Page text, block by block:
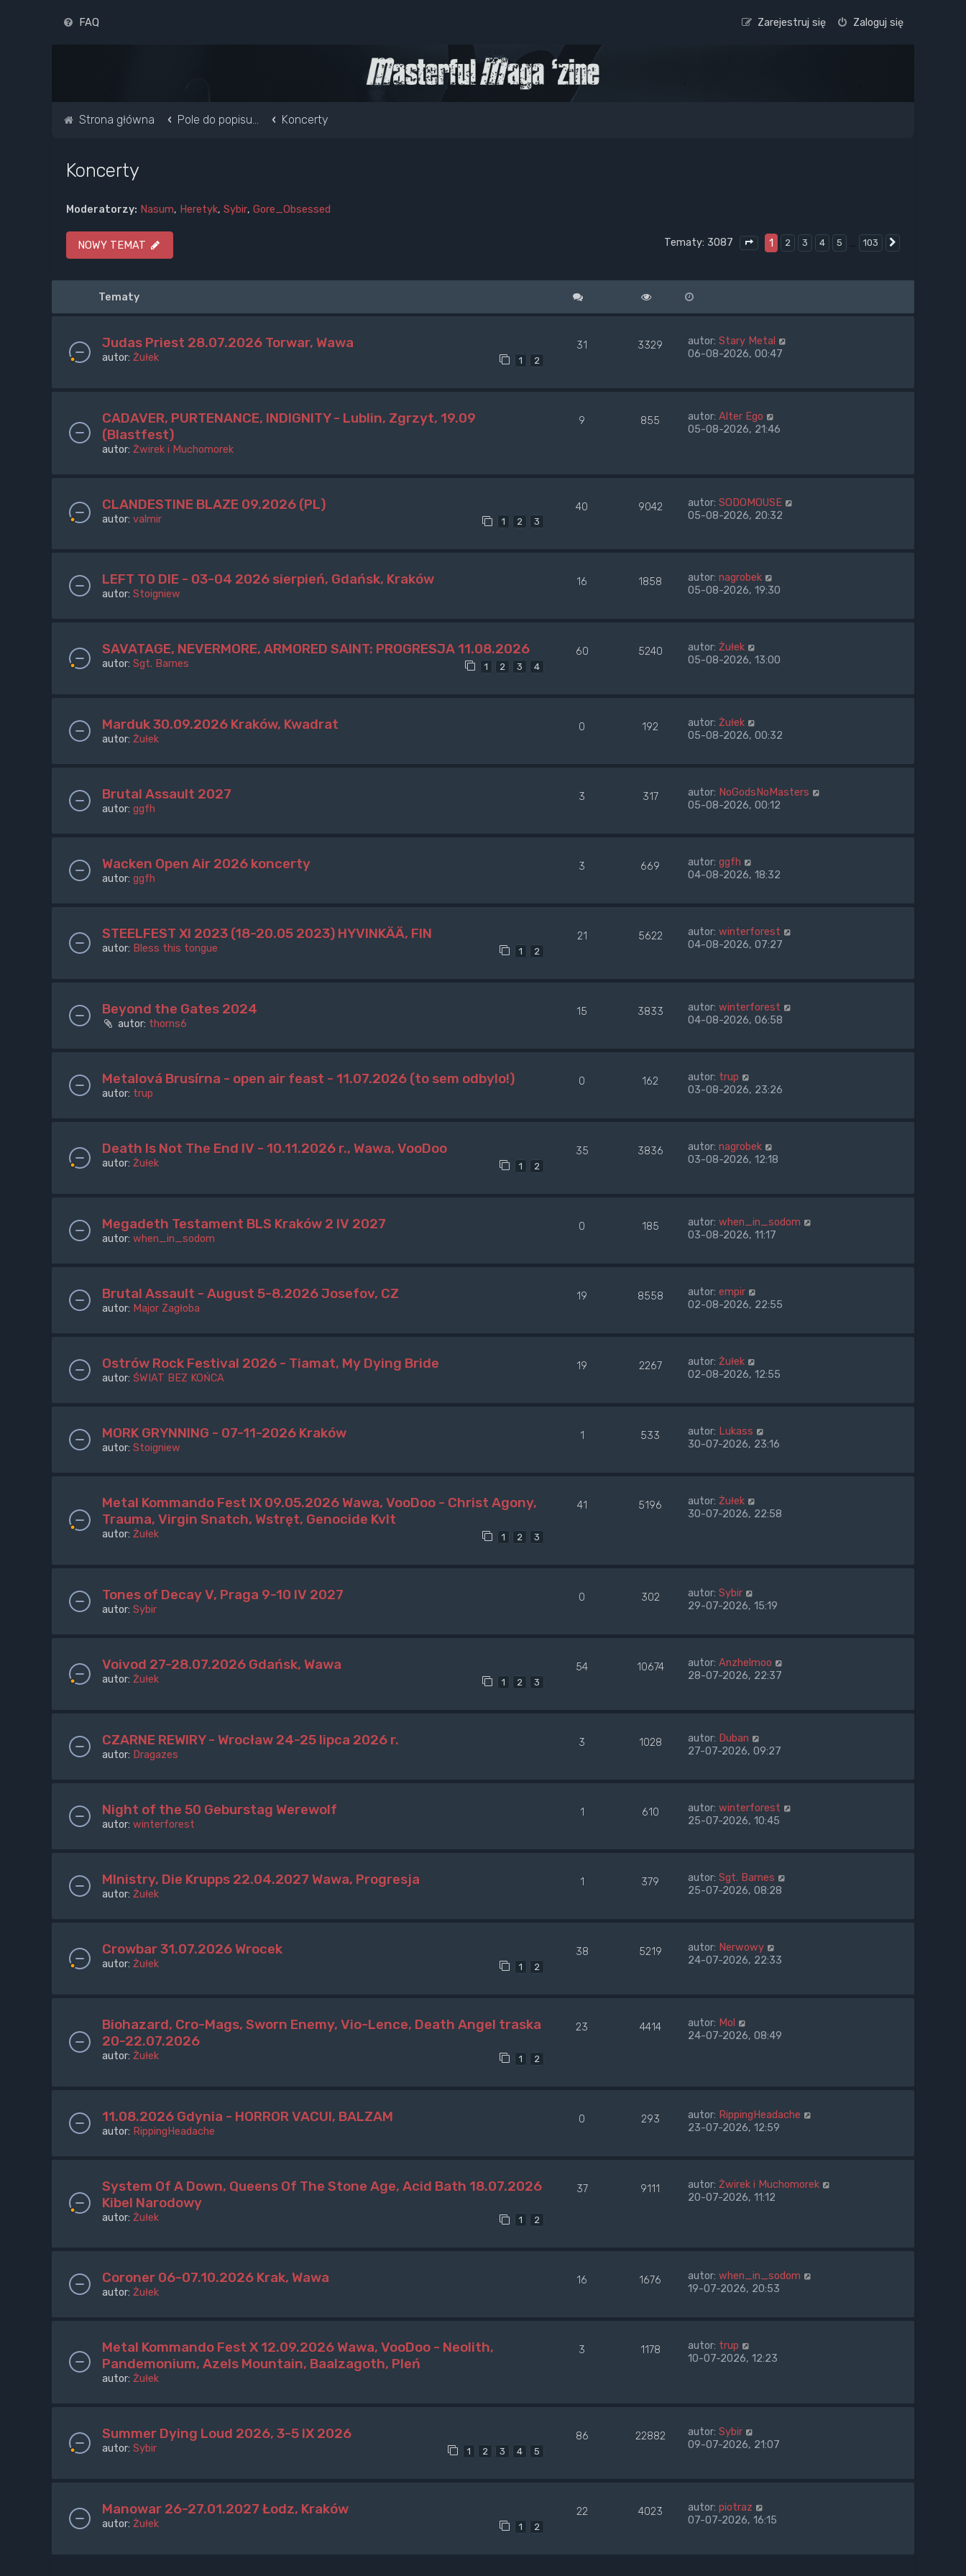
FAQ Zaloguj się
Zarejestruj się
Strona główna Pole do popisu... Koncerty
Koncerty
Moderatorzy: Nasum, Heretyk, Sybir, Gore_Obsessed
NOWY TEMAT Tematy: 3087 Strona1 103
1 2 3 4 5 … 103
Tematy
Judas Priest 28.07.2026 Torwar, Wawa
autor: Żułek 1 2
31 3329 autor: Stary Metal
06-08-2026, 00:47
CADAVER, PURTENANCE, INDIGNITY - Lublin, Zgrzyt, 19.09
(Blastfest)
autor: Żwirek i Muchomorek
9 855 autor: Alter Ego
05-08-2026, 21:46
CLANDESTINE BLAZE 09.2026 (PL)
autor: valmir 1 2 3
40 9042 autor: SODOMOUSE
05-08-2026, 20:32
LEFT TO DIE - 03-04 2026 sierpień, Gdańsk, Kraków
autor: Stoigniew
16 1858 autor: nagrobek
05-08-2026, 19:30
SAVATAGE, NEVERMORE, ARMORED SAINT: PROGRESJA 11.08.2026
autor: Sgt. Barnes 1 2 3 4
60 5240 autor: Żułek
05-08-2026, 13:00
Marduk 30.09.2026 Kraków, Kwadrat
autor: Żułek
0 192 autor: Żułek
05-08-2026, 00:32
Brutal Assault 2027
autor: ggfh
3 317 autor: NoGodsNoMasters
05-08-2026, 00:12
Wacken Open Air 2026 koncerty
autor: ggfh
3 669 autor: ggfh
04-08-2026, 18:32
STEELFEST XI 2023 (18-20.05 2023) HYVINKÄÄ, FIN
autor: Bless this tongue 1 2
21 5622 autor: winterforest
04-08-2026, 07:27
Beyond the Gates 2024
autor: thorns6
15 3833 autor: winterforest
04-08-2026, 06:58
Metalová Brusírna - open air feast - 11.07.2026 (to sem odbylo!)
autor: trup
0 162 autor: trup
03-08-2026, 23:26
Death Is Not The End IV - 10.11.2026 r., Wawa, VooDoo
autor: Żułek 1 2
35 3836 autor: nagrobek
03-08-2026, 12:18
Megadeth Testament BLS Kraków 2 IV 2027
autor: when_in_sodom
0 185 autor: when_in_sodom
03-08-2026, 11:17
Brutal Assault - August 5-8.2026 Josefov, CZ
autor: Major Zagłoba
19 8558 autor: empir
02-08-2026, 22:55
Ostrów Rock Festival 2026 - Tiamat, My Dying Bride
autor: ŚWIAT BEZ KOŃCA
19 2267 autor: Żułek
02-08-2026, 12:55
MORK GRYNNING - 07-11-2026 Kraków
autor: Stoigniew
1 533 autor: Lukass
30-07-2026, 23:16
Metal Kommando Fest IX 09.05.2026 Wawa, VooDoo - Christ Agony,
Trauma, Virgin Snatch, Wstręt, Genocide Kvlt
autor: Żułek 1 2 3
41 5196 autor: Żułek
30-07-2026, 22:58
Tones of Decay V, Praga 9-10 IV 2027
autor: Sybir
0 302 autor: Sybir
29-07-2026, 15:19
Voivod 27-28.07.2026 Gdańsk, Wawa
autor: Żułek 1 2 3
54 10674 autor: Anzhelmoo
28-07-2026, 22:37
CZARNE REWIRY - Wrocław 24-25 lipca 2026 r.
autor: Dragazes
3 1028 autor: Duban
27-07-2026, 09:27
Night of the 50 Geburstag Werewolf
autor: winterforest
1 610 autor: winterforest
25-07-2026, 10:45
MInistry, Die Krupps 22.04.2027 Wawa, Progresja
autor: Żułek
1 379 autor: Sgt. Barnes
25-07-2026, 08:28
Crowbar 31.07.2026 Wrocek
autor: Żułek 1 2
38 5219 autor: Nerwowy
24-07-2026, 22:33
Biohazard, Cro-Mags, Sworn Enemy, Vio-Lence, Death Angel traska
20-22.07.2026
autor: Żułek 1 2
23 4414 autor: Mol
24-07-2026, 08:49
11.08.2026 Gdynia - HORROR VACUI, BALZAM
autor: RippingHeadache
0 293 autor: RippingHeadache
23-07-2026, 12:59
System Of A Down, Queens Of The Stone Age, Acid Bath 18.07.2026
Kibel Narodowy
autor: Żułek 1 2
37 9111 autor: Żwirek i Muchomorek
20-07-2026, 11:12
Coroner 06-07.10.2026 Krak, Wawa
autor: Żułek
16 1676 autor: when_in_sodom
19-07-2026, 20:53
Metal Kommando Fest X 12.09.2026 Wawa, VooDoo - Neolith,
Pandemonium, Azels Mountain, Baalzagoth, Pleń
autor: Żułek
3 1178 autor: trup
10-07-2026, 12:23
Summer Dying Loud 2026, 3-5 IX 2026
autor: Sybir 1 2 3 4 5
86 22882 autor: Sybir
09-07-2026, 21:07
Manowar 26-27.01.2027 Łodz, Kraków
autor: Żułek 1 2
22 4023 autor: piotraz
07-07-2026, 16:15